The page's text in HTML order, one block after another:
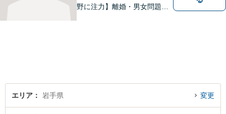
野に注力】離婚・男女問題、
エリア 岩手県 変更